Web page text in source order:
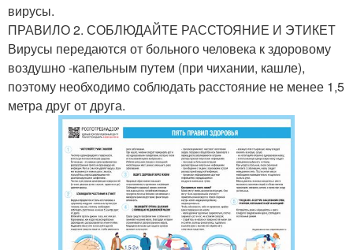
вирусы.
ПРАВИЛО 2. СОБЛЮДАЙТЕ РАССТОЯНИЕ И ЭТИКЕТ
Вирусы передаются от больного человека к здоровому
воздушно -капельным путем (при чихании, кашле),
поэтому необходимо соблюдать расстояние не менее 1,5
метра друг от друга.